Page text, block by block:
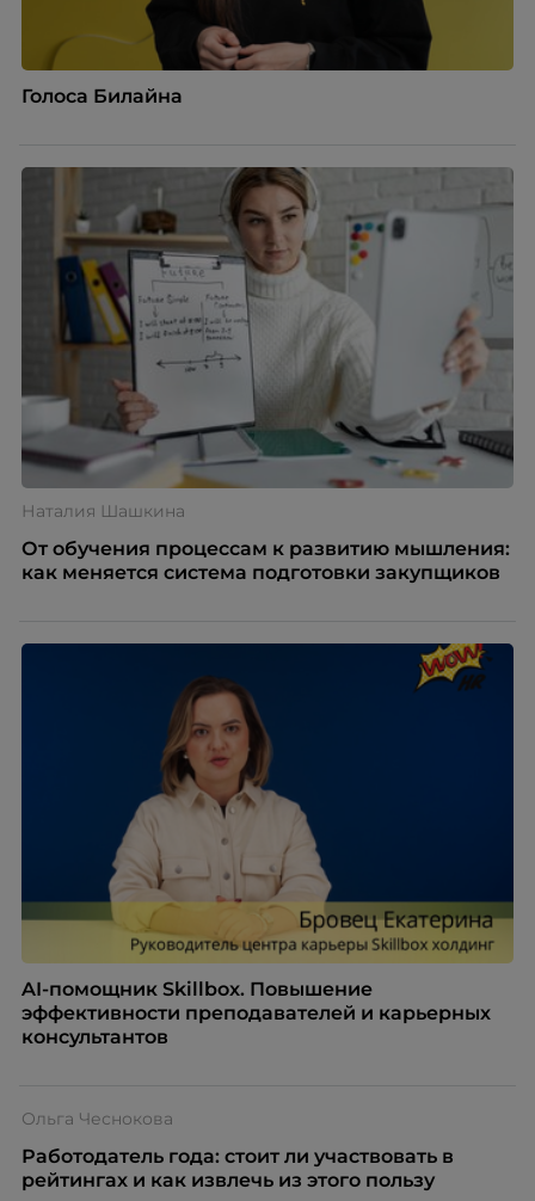
Голоса Билайна
Наталия Шашкина
От обучения процессам к развитию мышления:
как меняется система подготовки закупщиков
AI-помощник Skillbox. Повышение
эффективности преподавателей и карьерных
консультантов
Ольга Чеснокова
Работодатель года: стоит ли участвовать в
рейтингах и как извлечь из этого пользу